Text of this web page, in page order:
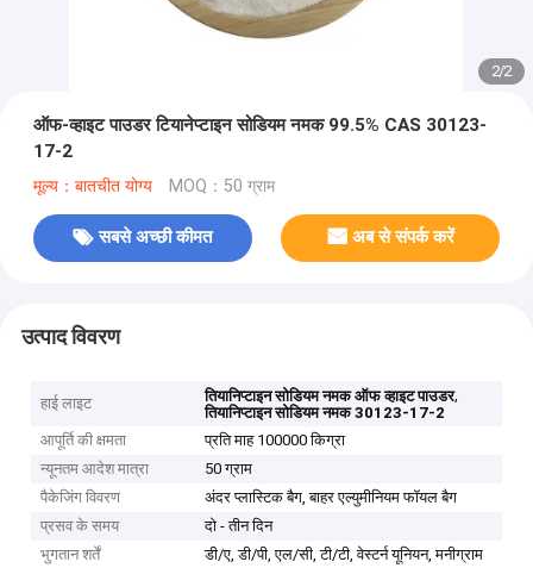
2/2
ऑफ-व्हाइट पाउडर टियानेप्टाइन सोडियम नमक 99.5% CAS 30123-
17-2
मूल्य：बातचीत योग्य MOQ：50 ग्राम
सबसे अच्छी कीमत अब से संपर्क करें
उत्पाद विवरण
हाई लाइट तियानिप्टाइन सोडियम नमक ऑफ व्हाइट पाउडर,
तियानिप्टाइन सोडियम नमक 30123-17-2
आपूर्ति की क्षमता
प्रति माह 100000 किग्रा
न्यूनतम आदेश मात्रा
50 ग्राम
पैकेजिंग विवरण
अंदर प्लास्टिक बैग, बाहर एल्युमीनियम फॉयल बैग
प्रसव के समय
दो - तीन दिन
भुगतान शर्तें
डी/ए, डी/पी, एल/सी, टी/टी, वेस्टर्न यूनियन, मनीग्राम